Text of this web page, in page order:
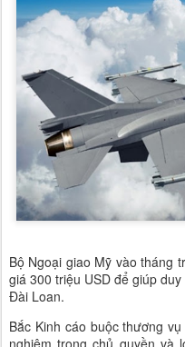
Bộ Ngoại giao Mỹ vào tháng
giá 300 triệu USD để giúp
Đài Loan.
Bắc Kinh cáo buộc thương
nghiêm trọng chủ quyền và